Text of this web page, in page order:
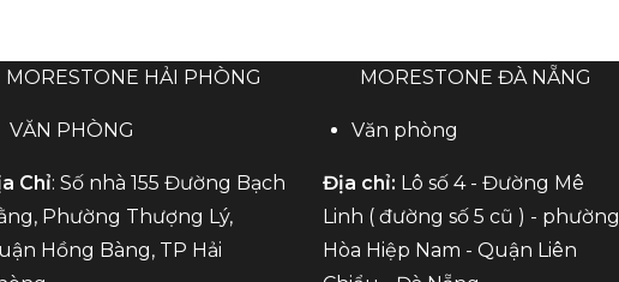
MORESTONE HẢI PHÒNG
VĂN PHÒNG
Chỉ: Số nhà 155 Đường Bạch
Phường Thượng Lý,
Hồng Bàng, TP Hải
MORESTONE ĐÀ NẴNG
Văn phòng
Địa chỉ: Lô số 4 - Đường Mê
Linh ( đường số 5 cũ ) - phường
Hòa Hiệp Nam - Quận Liên